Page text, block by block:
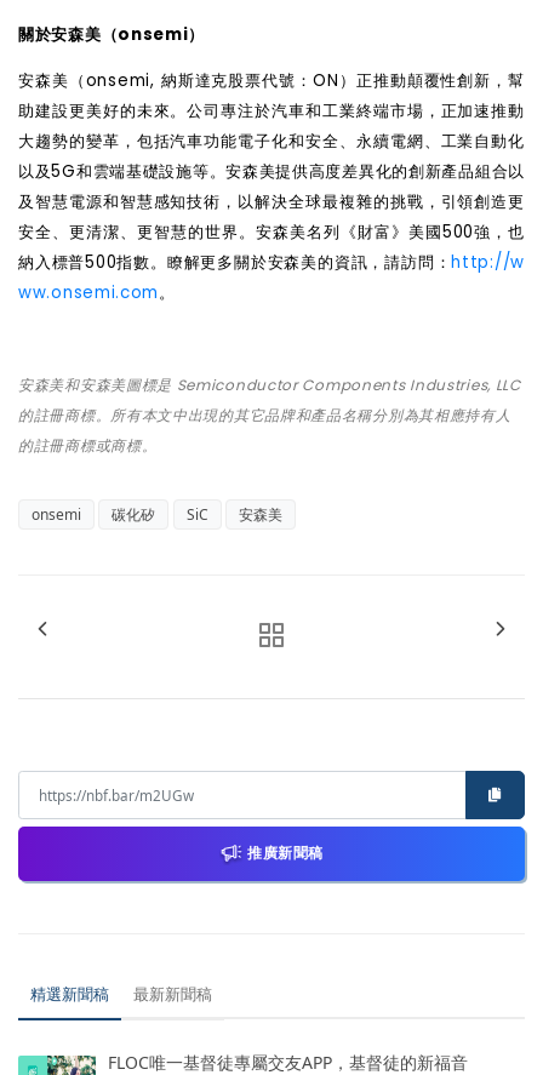
關於安森美（onsemi）
安森美（onsemi, 納斯達克股票代號：ON）正推動顛覆性創新，幫
助建設更美好的未來。公司專注於汽車和工業終端市場，正加速推動
大趨勢的變革，包括汽車功能電子化和安全、永續電網、工業自動化
以及5G和雲端基礎設施等。安森美提供高度差異化的創新產品組合以
及智慧電源和智慧感知技術，以解決全球最複雜的挑戰，引領創造更
安全、更清潔、更智慧的世界。安森美名列《財富》美國500強，也
納入標普500指數。瞭解更多關於安森美的資訊，請訪問：http://w
ww.onsemi.com。
安森美和安森美圖標是 Semiconductor Components Industries, LLC
的註冊商標。所有本文中出現的其它品牌和產品名稱分別為其相應持有人
的註冊商標或商標。
onsemi 碳化矽 SiC 安森美
推廣新聞稿
精選新聞稿 最新新聞稿
FLOC唯一基督徒專屬交友APP，基督徒的新福音